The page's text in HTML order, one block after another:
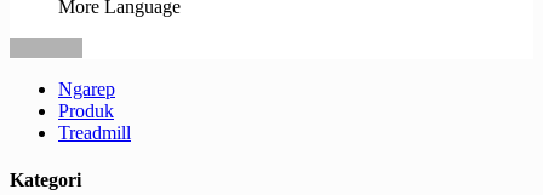
More Language
Ngarep
Produk
Treadmill
Kategori